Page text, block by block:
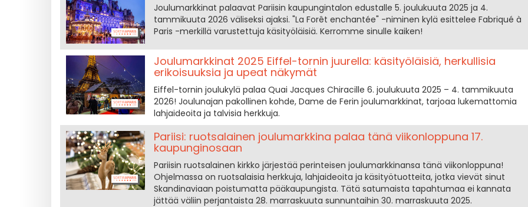
Joulumarkkinat palaavat Pariisin kaupungintalon edustalle 5. joulukuuta 2025 ja 4.
tammikuuta 2026 väliseksi ajaksi. "La Forêt enchantée" -niminen kylä esittelee Fabriqué à
Paris -merkillä varustettuja käsityöläisiä. Kerromme sinulle kaiken!
Joulumarkkinat 2025 Eiffel-tornin juurella: käsityöläisiä, herkullisia
erikoisuuksia ja upeat näkymät
Eiffel-tornin joulukylä palaa Quai Jacques Chiracille 6. joulukuuta 2025 – 4. tammikuuta
2026! Joulunajan pakollinen kohde, Dame de Ferin joulumarkkinat, tarjoaa lukemattomia
lahjaideoita ja talvisia herkkuja.
Pariisi: ruotsalainen joulumarkkina palaa tänä viikonloppuna 17.
kaupunginosaan
Pariisin ruotsalainen kirkko järjestää perinteisen joulumarkkinansa tänä viikonloppuna!
Ohjelmassa on ruotsalaisia herkkuja, lahjaideoita ja käsityötuotteita, jotka vievät sinut
Skandinaviaan poistumatta pääkaupungista. Tätä satumaista tapahtumaa ei kannata
jättää väliin perjantaista 28. marraskuuta sunnuntaihin 30. marraskuuta 2025.